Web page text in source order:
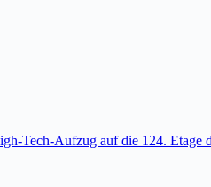
Tech-Aufzug auf die 124. Etage